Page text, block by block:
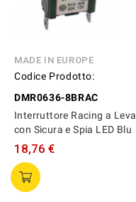
MADE IN EUROPE
Codice Prodotto:
DMR0636-8BRAC
Interruttore Racing a Leva
con Sicura e Spia LED Blu
18,76 €